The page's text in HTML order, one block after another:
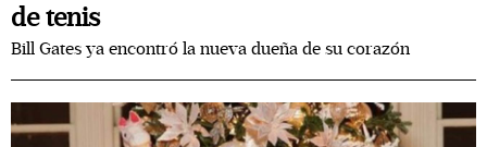
de tenis
Bill Gates ya encontró la nueva dueña de su corazón